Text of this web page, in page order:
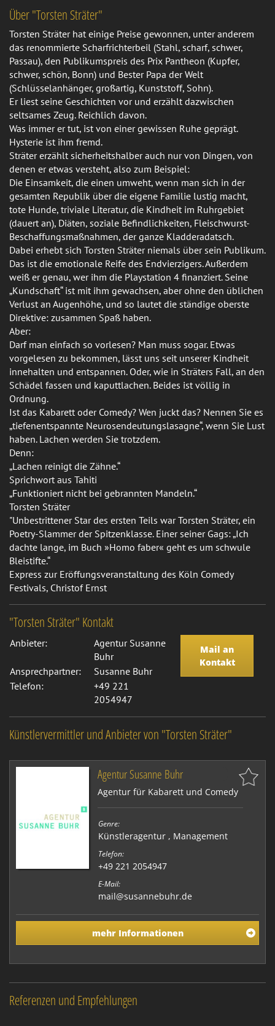
Über "Torsten Sträter"
Torsten Sträter hat einige Preise gewonnen, unter anderem
das renommierte Scharfrichterbeil (Stahl, scharf, schwer,
Passau), den Publikumspreis des Prix Pantheon (Kupfer,
schwer, schön, Bonn) und Bester Papa der Welt
(Schlüsselanhänger, großartig, Kunststoff, Sohn).
Er liest seine Geschichten vor und erzählt dazwischen
seltsames Zeug. Reichlich davon.
Was immer er tut, ist von einer gewissen Ruhe geprägt.
Hysterie ist ihm fremd.
Sträter erzählt sicherheitshalber auch nur von Dingen, von
denen er etwas versteht, also zum Beispiel:
Die Einsamkeit, die einen umweht, wenn man sich in der
gesamten Republik über die eigene Familie lustig macht,
tote Hunde, triviale Literatur, die Kindheit im Ruhrgebiet
(dauert an), Diäten, soziale Befindlichkeiten, Fleischwurst-
Beschaffungsmaßnahmen, der ganze Kladderadatsch.
Dabei erhebt sich Torsten Sträter niemals über sein Publikum.
Das ist die emotionale Reife des Endvierzigers. Außerdem
weiß er genau, wer ihm die Playstation 4 finanziert. Seine
„Kundschaft“ ist mit ihm gewachsen, aber ohne den üblichen
Verlust an Augenhöhe, und so lautet die ständige oberste
Direktive: zusammen Spaß haben.
Aber:
Darf man einfach so vorlesen? Man muss sogar. Etwas
vorgelesen zu bekommen, lässt uns seit unserer Kindheit
innehalten und entspannen. Oder, wie in Sträters Fall, an den
Schädel fassen und kaputtlachen. Beides ist völlig in
Ordnung.
Ist das Kabarett oder Comedy? Wen juckt das? Nennen Sie es
„tiefenentspannte Neurosendeutungslasagne“, wenn Sie Lust
haben. Lachen werden Sie trotzdem.
Denn:
„Lachen reinigt die Zähne.“
Sprichwort aus Tahiti
„Funktioniert nicht bei gebrannten Mandeln.“
Torsten Sträter
"Unbestrittener Star des ersten Teils war Torsten Sträter, ein
Poetry-Slammer der Spitzenklasse. Einer seiner Gags: „Ich
dachte lange, im Buch »Homo faber« geht es um schwule
Bleistifte.“
Express zur Eröffungsveranstaltung des Köln Comedy
Festivals, Christof Ernst
"Torsten Sträter" Kontakt
Mail an
Kontakt
Anbieter:
Agentur Susanne
Buhr
Ansprechpartner:
Susanne Buhr
Telefon:
+49 221
2054947
Künstlervermittler und Anbieter von "Torsten Sträter"
Agentur Susanne Buhr
Agentur für Kabarett und Comedy
Genre:
Künstleragentur, Management
Telefon:
+49 221 2054947
E-Mail:
mail@susannebuhr.de
mehr Informationen
Referenzen und Empfehlungen